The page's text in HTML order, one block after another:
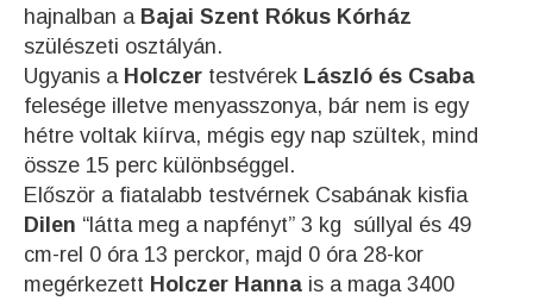
hajnalban aBajai Szent Rókus Kórház
szülészeti osztályán.
Ugyanis a Holczer testvérek László és Csaba
felesége illetve menyasszonya, bár nem is egy
hétre voltak kiírva, mégis egy nap szültek, mind
össze 15 perc különbséggel.
Először a fiatalabb testvérnek Csabának kisfia
Dilen “látta meg a napfényt” 3 kg súllyal és 49
cm-rel 0 óra 13 perckor, majd 0 óra 28-kor
megérkezett Holczer Hanna is a maga 3400